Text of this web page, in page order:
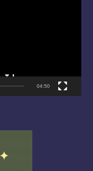
04:50